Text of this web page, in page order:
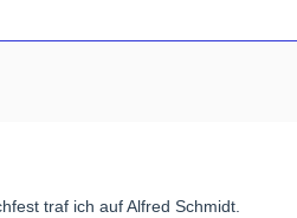
traf ich auf Alfred Schmidt.